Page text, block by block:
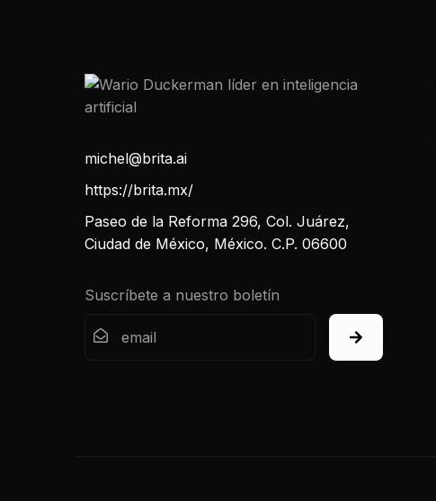
michel@brita.ai
https://brita.mx/
Paseo de la Reforma 296, Col. Juárez,
Ciudad de México, México. C.P. 06600
Suscríbete a nuestro boletín